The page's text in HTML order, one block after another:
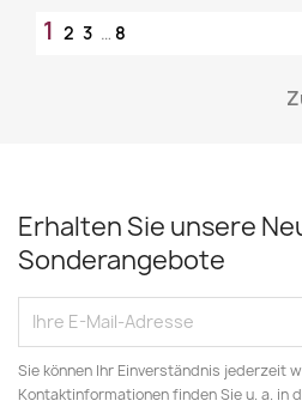
1 2 3 … 8
Erhalten Sie unsere
Sonderangebote
Sie können Ihr Einverständnis jederzeit
Kontaktinformationen finden Sie u. a. in